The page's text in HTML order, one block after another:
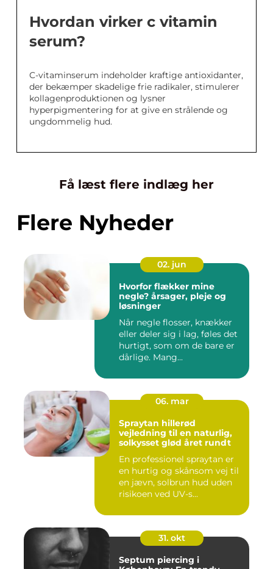
Hvordan virker c vitamin
serum?
C-vitaminserum indeholder kraftige antioxidanter,
der bekæmper skadelige frie radikaler, stimulerer
kollagenproduktionen og lysner
hyperpigmentering for at give en strålende og
ungdommelig hud.
Få læst flere indlæg her
Flere Nyheder
02. jun
Hvorfor flækker mine
negle? årsager, pleje og
løsninger
Når negle flosser, knækker
eller deler sig i lag, føles det
hurtigt, som om de bare er
dårlige. Mang...
06. mar
Spraytan hillerød
vejledning til en naturlig,
solkysset glød året rundt
En professionel spraytan er
en hurtig og skånsom vej til
en jævn, solbrun hud uden
risikoen ved UV-s...
31. okt
Septum piercing i